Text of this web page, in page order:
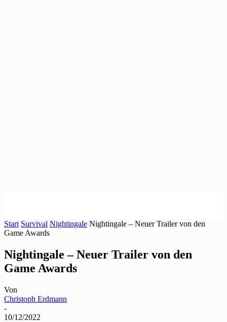
Start Survival Nightingale Nightingale – Neuer Trailer von den
Game Awards
Nightingale – Neuer Trailer von den
Game Awards
Von
Christoph Erdmann
-
10/12/2022